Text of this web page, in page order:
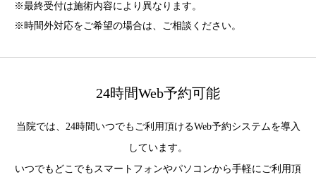
※最終受付は施術内容により異なります。
※時間外対応をご希望の場合は、ご相談ください。
24時間Web予約可能
当院では、24時間いつでもご利用頂けるWeb予約システムを導入
しています。
いつでもどこでもスマートフォンやパソコンから手軽にご利用頂